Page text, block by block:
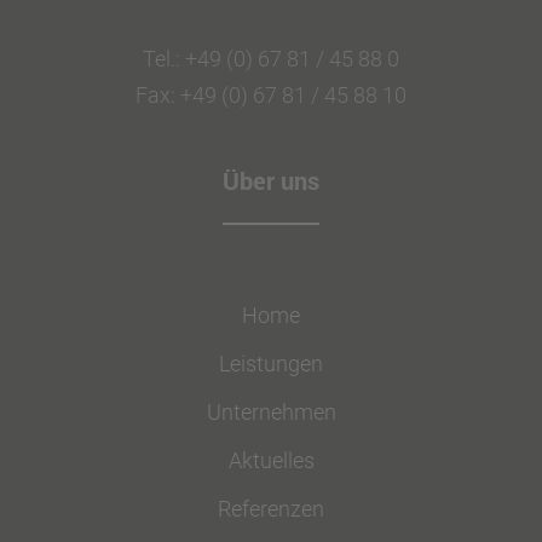
Tel.: +49 (0) 67 81 / 45 88 0
Fax: +49 (0) 67 81 / 45 88 10
Über uns
Home
Leistungen
Unternehmen
Aktuelles
Referenzen